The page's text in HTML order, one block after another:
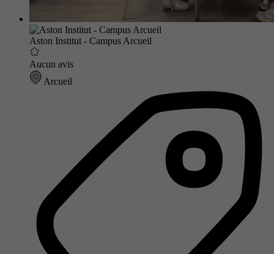
Aston Institut - Campus Arcueil
Aucun avis
Arcueil